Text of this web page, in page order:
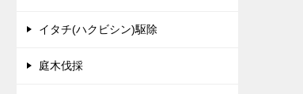
イタチ(ハクビシン)駆除
庭木伐採